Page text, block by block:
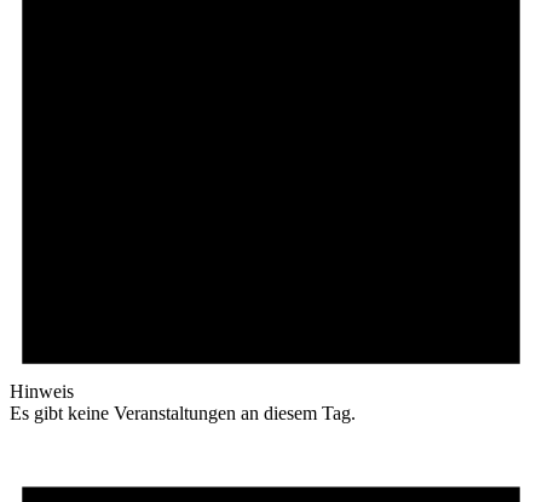
Hinweis
Es gibt keine Veranstaltungen an diesem Tag.